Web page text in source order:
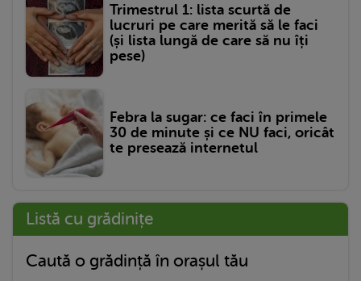
Trimestrul 1: lista scurtă de
lucruri pe care merită să le faci
(și lista lungă de care să nu îți
pese)
Febra la sugar: ce faci în primele
30 de minute și ce NU faci, oricât
te presează internetul
Listă cu grădinițe
Caută o grădință în orașul tău